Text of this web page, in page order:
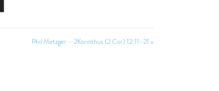
Phil Metzger – 2Korinthus (2 Cor) 12:11–21 »